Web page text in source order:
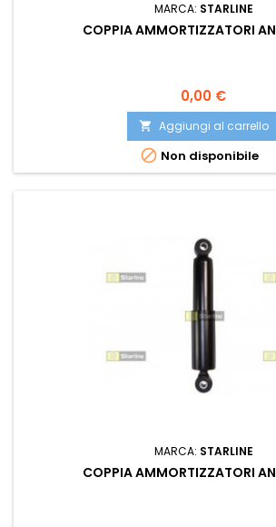
MARCA: STARLINE
COPPIA AMMORTIZZATORI
Prezzo
0,00 €
 Aggiungi al carrello
 Non disponibile
MARCA: STARLINE
COPPIA AMMORTIZZATORI